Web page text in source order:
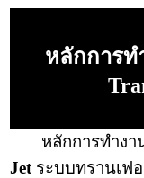
หลักการท
หลักการทำงา
Jet ระบบทรานเฟ